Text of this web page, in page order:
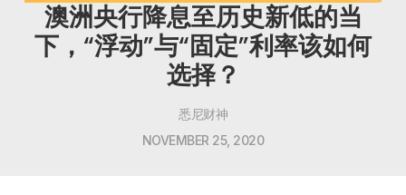
澳洲央行降息至历史新低的当
下，“浮动”与“固定”利率该如何
选择？
悉尼财神
NOVEMBER 25, 2020